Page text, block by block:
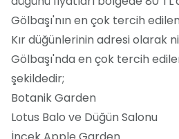
Gölbaşı'nın en çok tercih
Kır düğünlerinin adresi olarak
Gölbaşı'nda en çok tercih
şekildedir;
Botanik Garden
Lotus Balo ve Düğün Salonu